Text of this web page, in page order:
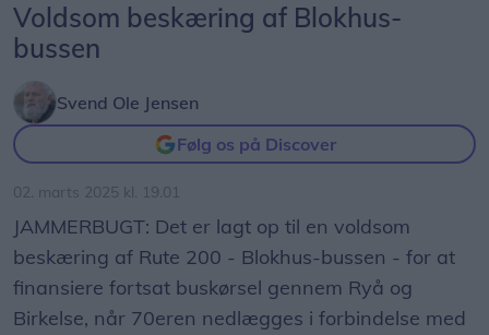
Voldsom beskæring af Blokhus-
bussen
Svend Ole Jensen
Følg os på Discover
02. marts 2025 kl. 19.01
JAMMERBUGT: Det er lagt op til en voldsom
beskæring af Rute 200 - Blokhus-bussen - for at
finansiere fortsat buskørsel gennem Ryå og
Birkelse, når 70eren nedlægges i forbindelse med